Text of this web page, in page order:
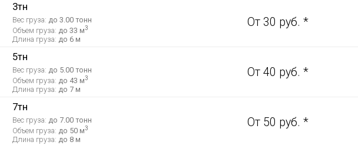
3тн
Вес груза: до 3.00 тонн
Объем груза: до 33 м3
Длина груза: до 6 м
От 30 руб. *
5тн
Вес груза: до 5.00 тонн
Объем груза: до 43 м3
Длина груза: до 7 м
От 40 руб. *
7тн
Вес груза: до 7.00 тонн
Объем груза: до 50 м3
Длина груза: до 8 м
От 50 руб. *